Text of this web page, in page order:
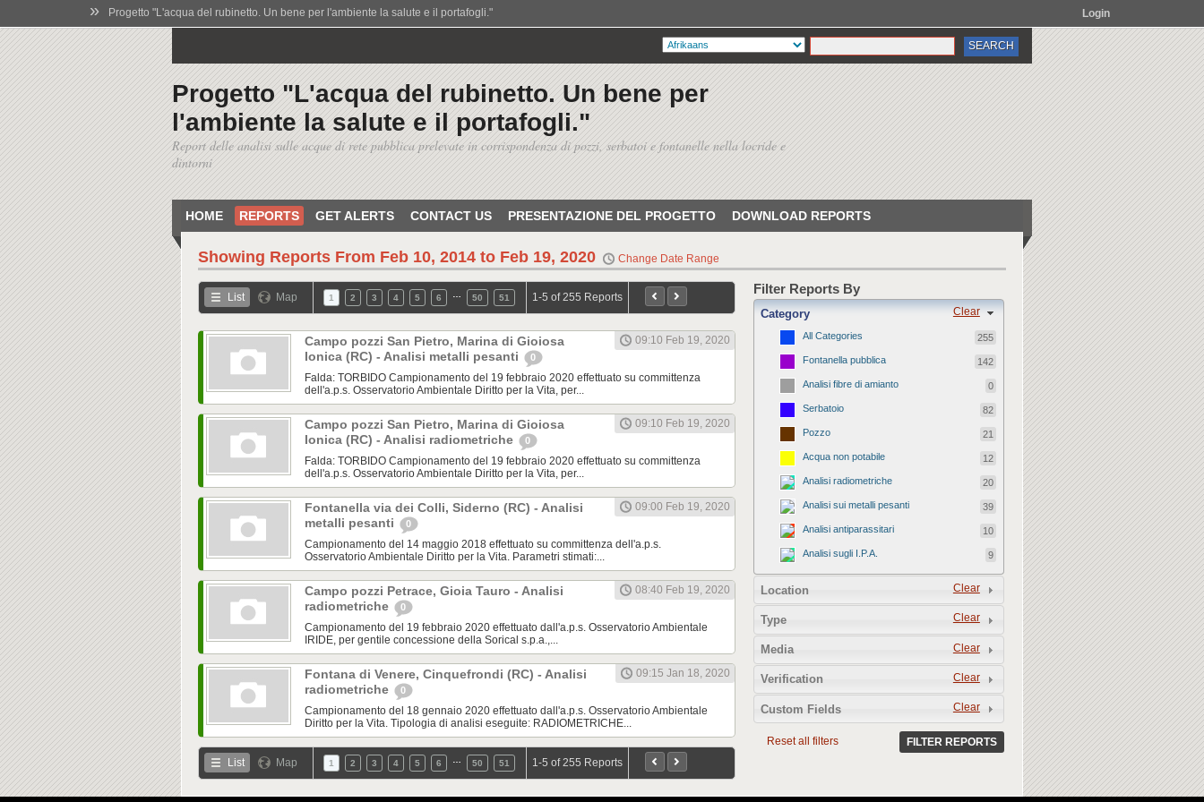
» Progetto "L'acqua del rubinetto. Un bene per l'ambiente la salute e il portafogli." Login
Progetto "L'acqua del rubinetto. Un bene per
l'ambiente la salute e il portafogli."
Report delle analisi sulle acque di rete pubblica prelevate in corrispondenza di pozzi, serbatoi e fontanelle nella locride e
dintorni
HOME REPORTS GET ALERTS CONTACT US PRESENTAZIONE DEL PROGETTO DOWNLOAD REPORTS
Showing Reports From Feb 10, 2014 to Feb 19, 2020 Change Date Range
List Map 1 2 3 4 5 6 50 51 1-5 of 255 Reports
Campo pozzi San Pietro, Marina di Gioiosa
Ionica (RC) - Analisi metalli pesanti
0
09:10 Feb 19, 2020
Falda: TORBIDO Campionamento del 19 febbraio 2020 effettuato su committenza
dell'a.p.s. Osservatorio Ambientale Diritto per la Vita, per...
Campo pozzi San Pietro, Marina di Gioiosa
Ionica (RC) - Analisi radiometriche
0
09:10 Feb 19, 2020
Falda: TORBIDO Campionamento del 19 febbraio 2020 effettuato su committenza
dell'a.p.s. Osservatorio Ambientale Diritto per la Vita, per...
Fontanella via dei Colli, Siderno (RC) - Analisi
metalli pesanti
0
09:00 Feb 19, 2020
Campionamento del 14 maggio 2018 effettuato su committenza dell'a.p.s.
Osservatorio Ambientale Diritto per la Vita. Parametri stimati:...
Campo pozzi Petrace, Gioia Tauro - Analisi
radiometriche
0
08:40 Feb 19, 2020
Campionamento del 19 febbraio 2020 effettuato dall'a.p.s. Osservatorio Ambientale
IRIDE, per gentile concessione della Sorical s.p.a.,...
Fontana di Venere, Cinquefrondi (RC) - Analisi
radiometriche
0
09:15 Jan 18, 2020
Campionamento del 18 gennaio 2020 effettuato dall'a.p.s. Osservatorio Ambientale
Diritto per la Vita. Tipologia di analisi eseguite: RADIOMETRICHE...
List Map 1 2 3 4 5 6 50 51 1-5 of 255 Reports
Filter Reports By
Clear
Category
All Categories 255
Fontanella pubblica 142
Analisi fibre di amianto 0
Serbatoio 82
Pozzo 21
Acqua non potabile 12
Analisi radiometriche 20
Analisi sui metalli pesanti 39
Analisi antiparassitari 10
Analisi sugli I.P.A. 9
Clear
Location
Clear
Type
Clear
Media
Clear
Verification
Clear
Custom Fields
Reset all filters FILTER REPORTS